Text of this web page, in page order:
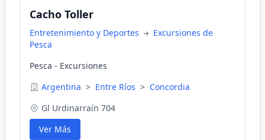
Cacho Toller
Entretenimiento y Deportes
Excursiones de
Pesca
Pesca - Excursiones
Argentina > Entre Ríos > Concordia
Gl Urdinarraín 704
Ver Más